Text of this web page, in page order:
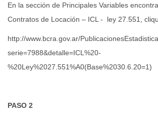
En la sección de Principales Variables
Contratos de Locación – ICL - ley 27.551,
http://www.bcra.gov.ar/
serie=7988&detalle=ICL%20-
%20Ley%2027.551%A0(Base%2030.6.20=1)
PASO 2